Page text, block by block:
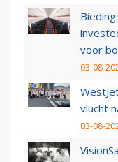
voor
03-08-
vlucht
03-08-